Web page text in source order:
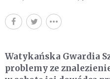
Watykańska Gwardia
problemy ze